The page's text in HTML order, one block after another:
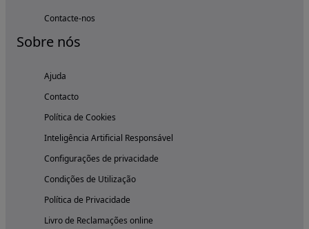
Contacte-nos
Sobre nós
Ajuda
Contacto
Política de Cookies
Inteligência Artificial Responsável
Configurações de privacidade
Condições de Utilização
Política de Privacidade
Livro de Reclamações online